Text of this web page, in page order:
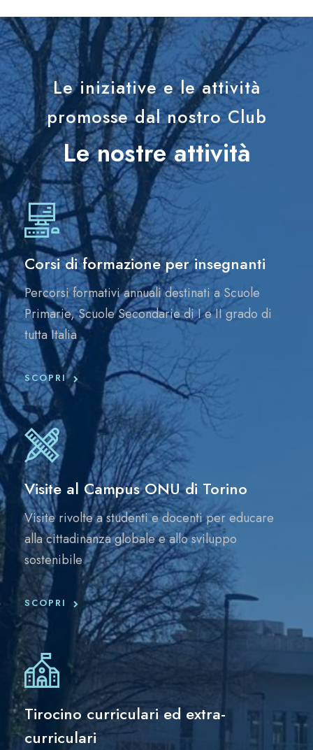
Le iniziative e le attività
promosse dal nostro Club
Le nostre attività
Corsi di formazione per insegnanti
Percorsi formativi annuali destinati a Scuole
Primarie, Scuole Secondarie di I e II grado di
tutta Italia
SCOPRI
Visite al Campus ONU di Torino
Visite rivolte a studenti e docenti per educare
alla cittadinanza globale e allo sviluppo
sostenibile
SCOPRI
Tirocino curriculari ed extra-
curriculari